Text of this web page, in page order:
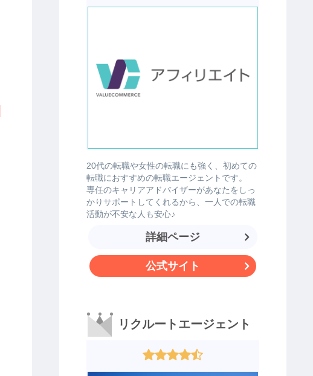
20代の転職や女性の転職にも強く、初めての
転職におすすめの転職エージェントです。
専任のキャリアアドバイザーがあなたをしっ
かりサポートしてくれるから、一人での転職
活動が不安な人も安心♪
詳細ページ
公式サイト
リクルートエージェント